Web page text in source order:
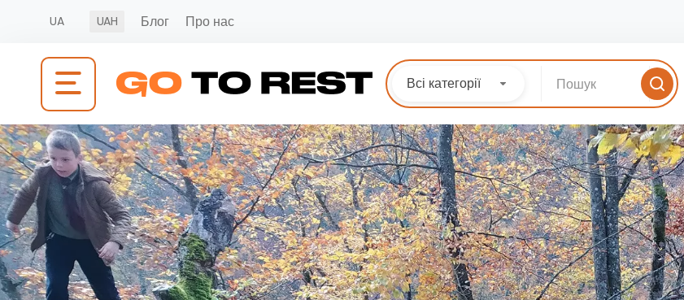
UA UAH Блог Про нас
Всі категорії